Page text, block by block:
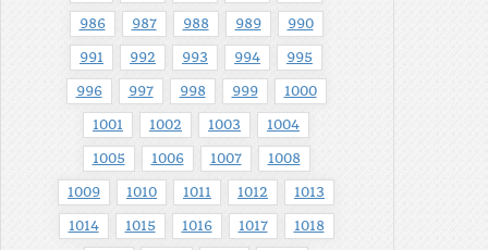
986 987 988 989 990
991 992 993 994 995
996 997 998 999 1000
1001 1002 1003 1004
1005 1006 1007 1008
1009 1010 1011 1012 1013
1014 1015 1016 1017 1018